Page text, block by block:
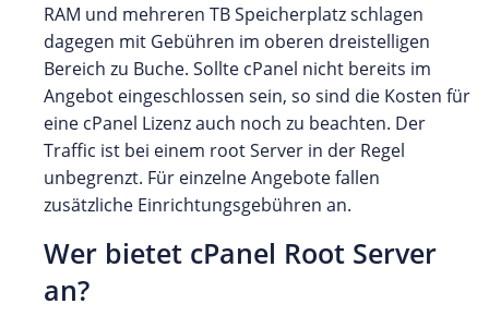
RAM und mehreren TB Speicherplatz schlagen
dagegen mit Gebühren im oberen dreistelligen
Bereich zu Buche. Sollte cPanel nicht bereits im
Angebot eingeschlossen sein, so sind die Kosten für
eine cPanel Lizenz auch noch zu beachten. Der
Traffic ist bei einem root Server in der Regel
unbegrenzt. Für einzelne Angebote fallen
zusätzliche Einrichtungsgebühren an.
Wer bietet cPanel Root Server
an?